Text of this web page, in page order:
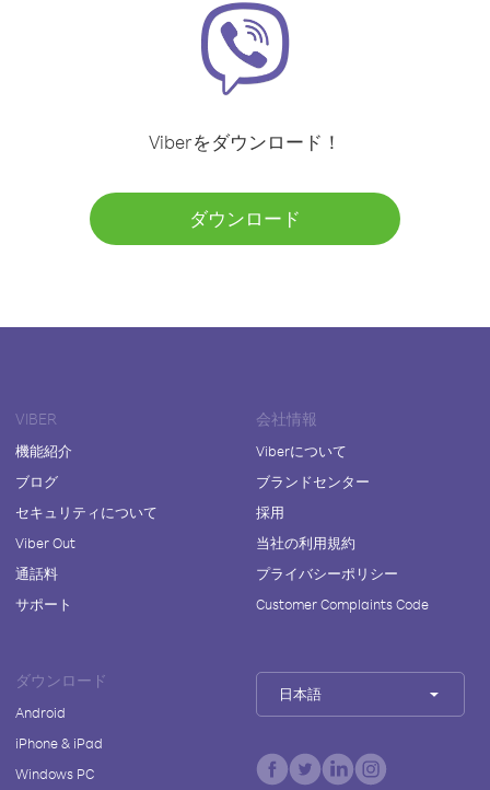
Viberをダウンロード！
ダウンロード
VIBER
機能紹介
ブログ
セキュリティについて
Viber Out
通話料
サポート
会社情報
Viberについて
ブランドセンター
採用
当社の利用規約
プライバシーポリシー
Customer Complaints Code
ダウンロード
Android
iPhone & iPad
Windows PC
日本語